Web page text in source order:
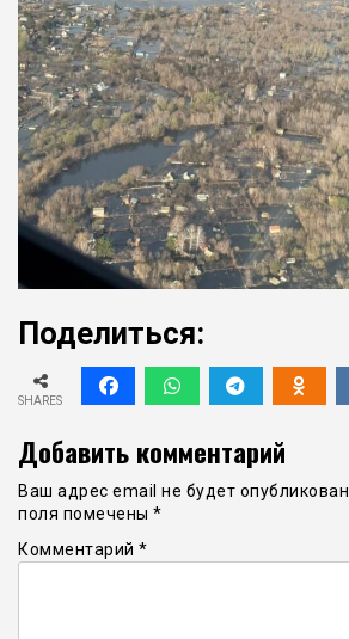
Поделиться:
SHARES
Добавить комментарий
Ваш адрес email не будет опубликован.
поля помечены *
Комментарий *